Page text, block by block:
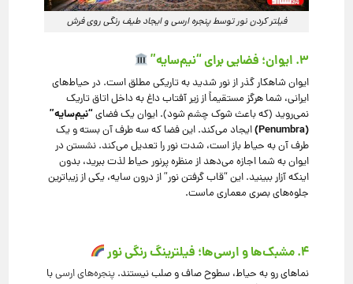
فیلتر کردن نور توسط پنجره ارسی و ایجاد طیف رنگی روی فرش
۳. ایوان؛ فضایی برای “نیم‌سایه”
ایوان شاهکار گذر از نور شدید به تاریکی مطلق است. در حیاط‌های
ایرانی، شما هرگز مستقیماً از زیر آفتاب داغ به داخل اتاق تاریک
نمی‌روید (که باعث شوک چشم شود). ایوان یک فضای “نیم‌سایه”
(Penumbra)
ایجاد می‌کند. این فضا که سه طرف آن بسته و یک
طرف آن به حیاط باز است، شدت نور را تعدیل می‌کند. نشستن در
ایوان به شما اجازه می‌دهد از منظره پرنور حیاط لذت ببرید، بدون
اینکه آزار ببینید. این “قاب گرفتن نور” از درون سایه، یکی از زیباترین
جلوه‌های بصری معماری ماست.
۴. مشبک‌ها و ارسی‌ها؛ فیلترینگ رنگی نور
نماهای رو به حیاط، سطوح صاف و صلب نیستند.پنجره‌های ارسیبا